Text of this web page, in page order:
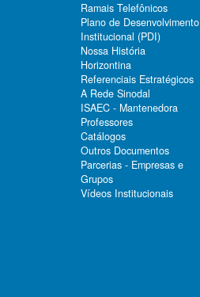
Ramais Telefônicos
Plano de Desenvolvimento
Institucional (PDI)
Nossa História
Horizontina
Referenciais Estratégicos
A Rede Sinodal
ISAEC - Mantenedora
Professores
Catálogos
Outros Documentos
Parcerias - Empresas e
Grupos
Vídeos Institucionais